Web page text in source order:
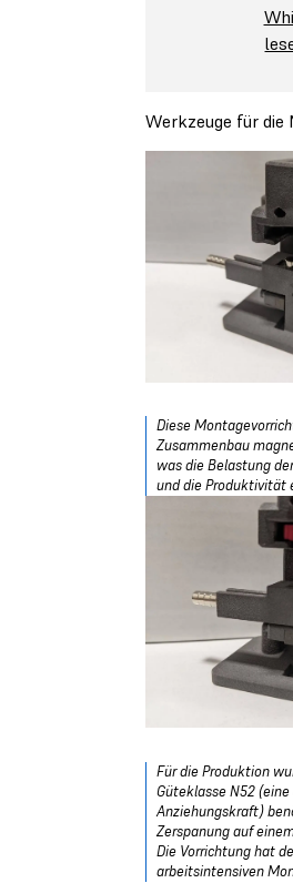
Werkzeuge für die
Diese
Zusammenbau
was die Belastung
und die Produktivität
Für die Produktion
Güteklasse N52
Anziehungskraft)
Zerspanung auf
Die Vorrichtung hat
arbeitsintensiven